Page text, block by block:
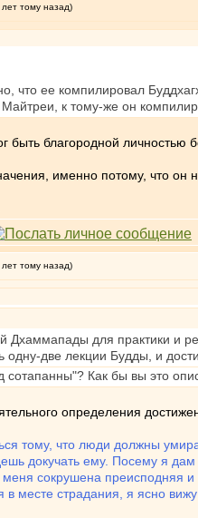
тому назад)
что ее компилировал
к тому-же он
быть благородной личностью
именно потому, что он
тому назад)
Дхаммапады для практики и
две лекции Будды, и
Как бы вы это
определения
тому, что люди должны
докучать ему. Посему я
сокрушена преисподняя и
в месте страдания, я ясно